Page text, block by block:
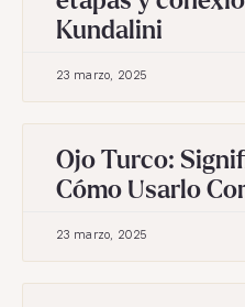
Kundalini
23 marzo, 2025
Ojo Turco:
Cómo Usarlo
23 marzo, 2025